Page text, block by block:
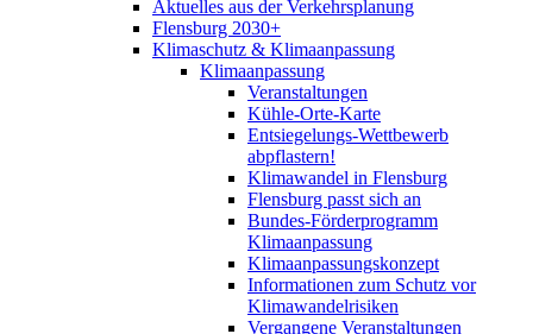
Aktuelles aus der Verkehrsplanung
Flensburg 2030+
Klimaschutz & Klimaanpassung
Klimaanpassung
Veranstaltungen
Kühle-Orte-Karte
Entsiegelungs-Wettbewerb
abpflastern!
Klimawandel in Flensburg
Flensburg passt sich an
Bundes-Förderprogramm
Klimaanpassung
Klimaanpassungskonzept
Informationen zum Schutz vor
Klimawandelrisiken
Vergangene Veranstaltungen